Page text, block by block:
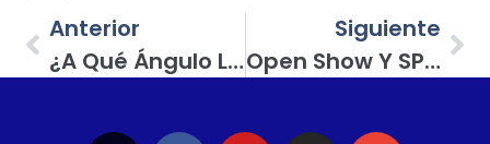
Anterior
¿A Qué Ángulo Los Subwoofers Comienzan A Cancelarse Unos A Otros? ¡Aquí Les Tenemos La Respuesta!
Siguiente
Open Show Y SPL De Gran Nivel En El Segundo Tuning Fest De León, Guanajuato